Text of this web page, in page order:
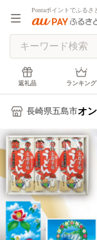
Pontaポイントでふるさ
返礼品 ランキング
長崎県五島市オ